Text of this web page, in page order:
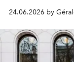
surtout une
la beauté.
installé.
24.06.2026 by